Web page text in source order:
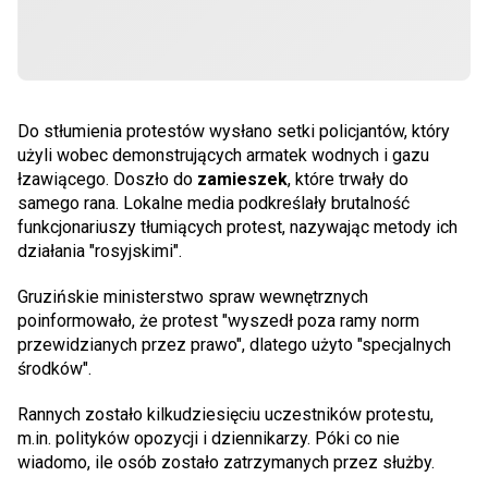
Do stłumienia protestów wysłano setki policjantów, który
użyli wobec demonstrujących armatek wodnych i gazu
łzawiącego. Doszło do zamieszek, które trwały do
samego rana. Lokalne media podkreślały brutalność
funkcjonariuszy tłumiących protest, nazywając metody ich
działania "rosyjskimi".
Gruzińskie ministerstwo spraw wewnętrznych
poinformowało, że protest "wyszedł poza ramy norm
przewidzianych przez prawo", dlatego użyto "specjalnych
środków".
Rannych zostało kilkudziesięciu uczestników protestu,
m.in. polityków opozycji i dziennikarzy. Póki co nie
wiadomo, ile osób zostało zatrzymanych przez służby.